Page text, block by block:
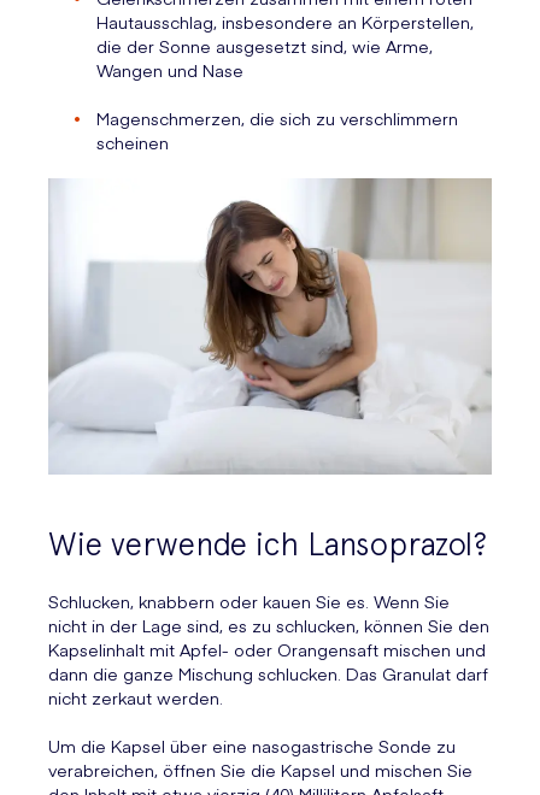
Hautausschlag, insbesondere an Körperstellen,
die der Sonne ausgesetzt sind, wie Arme,
Wangen und Nase
Magenschmerzen, die sich zu verschlimmern
scheinen
Wie verwende ich Lansoprazol?
Schlucken, knabbern oder kauen Sie es. Wenn Sie
nicht in der Lage sind, es zu schlucken, können Sie den
Kapselinhalt mit Apfel- oder Orangensaft mischen und
dann die ganze Mischung schlucken. Das Granulat darf
nicht zerkaut werden.
Um die Kapsel über eine nasogastrische Sonde zu
verabreichen, öffnen Sie die Kapsel und mischen Sie